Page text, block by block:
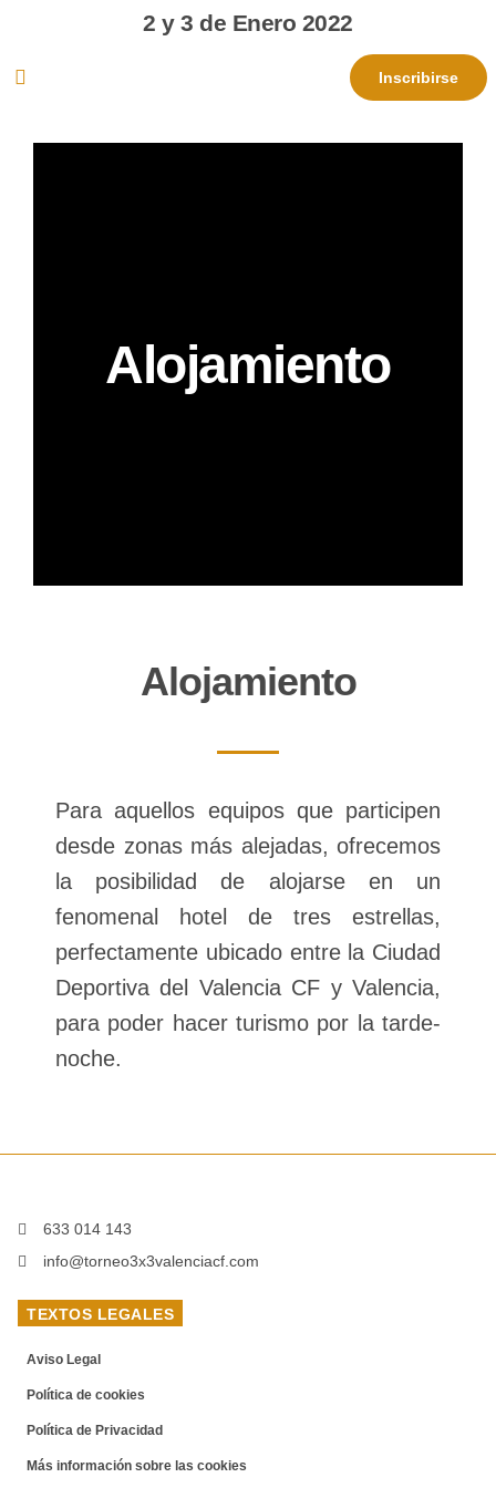
2 y 3 de Enero 2022
Inscribirse
Alojamiento
Alojamiento
Para aquellos equipos que participen
desde zonas más alejadas, ofrecemos
la posibilidad de alojarse en un
fenomenal hotel de tres estrellas,
perfectamente ubicado entre la Ciudad
Deportiva del Valencia CF y Valencia,
para poder hacer turismo por la tarde-
noche.
633 014 143
info@torneo3x3valenciacf.com
TEXTOS LEGALES
Aviso Legal
Política de cookies
Política de Privacidad
Más información sobre las cookies